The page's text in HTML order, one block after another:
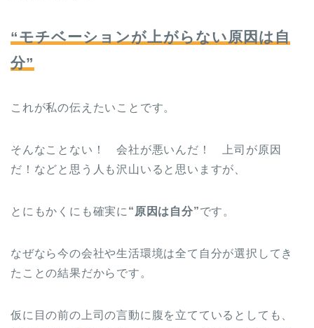
“モチベーションが上がらない原因は自
分”
これが私の伝えたいことです。
そんなことない！ 会社が悪いんだ！ 上司が原因
だ！などと思う人も沢山いると思いますが、
とにもかくにも確実に “原因は自分”です。
なぜなら今の会社や生活環境は全て自分が選択してき
たことの結果だからです。
仮に目の前の上司の言動に腹を立てているとしても、